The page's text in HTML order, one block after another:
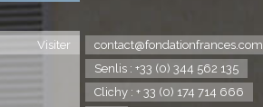
Visiter
contact@fondationfrances.com
Senlis : +33 (0) 344 562 135
Clichy : + 33 (0) 174 714 666